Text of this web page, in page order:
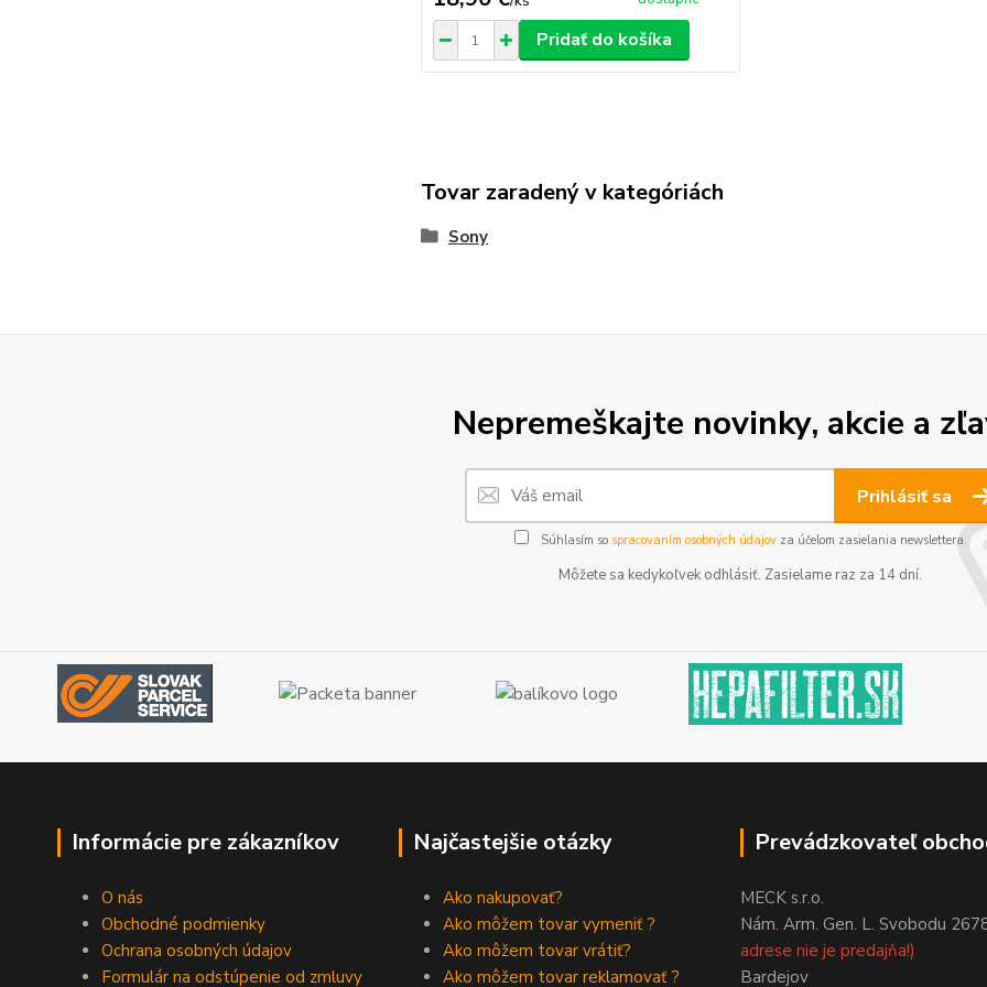
Pridať do košíka
Tovar zaradený v kategóriách
Sony
Nepremeškajte novinky, akcie a
Prihlásiť sa
Súhlasím so spracovaním osobných údajovza účelom zasielania newslettera.
Môžete sa kedykoľvek odhlásiť. Zasielame raz za 14 dní.
Informácie pre zákazníkov
O nás
Obchodné podmienky
Ochrana osobných údajov
Formulár na odstúpenie od zmluvy
Najčastejšie otázky
Ako nakupovať?
Ako môžem tovar vymeniť ?
Ako môžem tovar vrátiť?
Ako môžem tovar reklamovať ?
Prevádzkovateľ
MECK s.r.o.
Nám. Arm. Gen. L. Svobodu
adrese nie je predajňa!)
Bardejov